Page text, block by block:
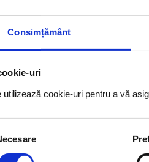
Consimțământ
uri
utilizează cookie-uri pentru a vă